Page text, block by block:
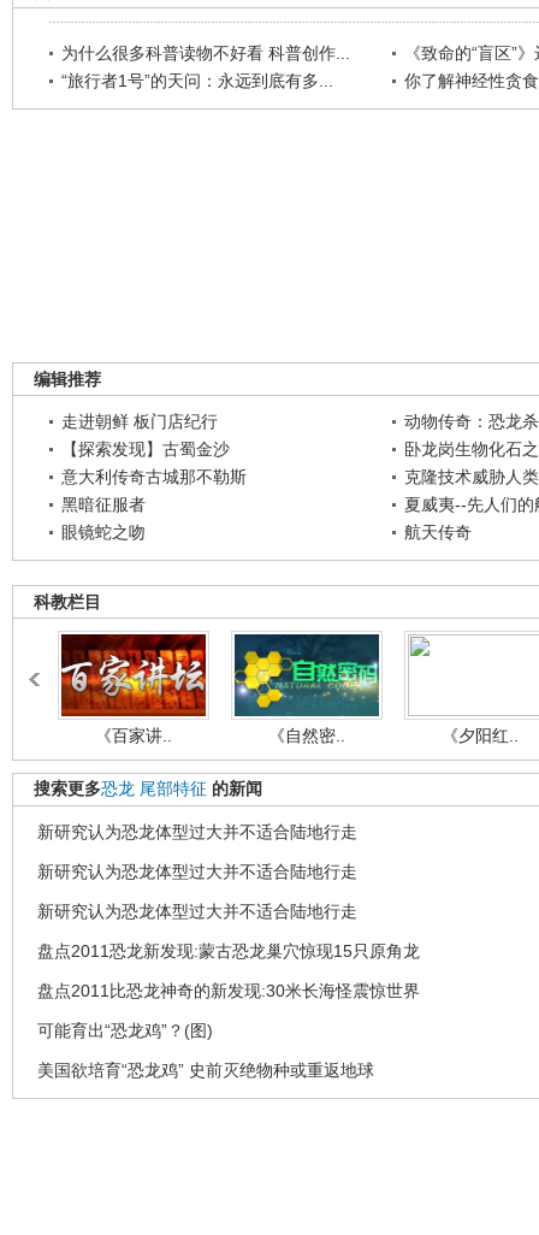
为什么很多科普读物不好看 科普创作...
《致命的“盲区”
“旅行者1号”的天问：永远到底有多...
你了解神经性贪
编辑推荐
走进朝鲜 板门店纪行
动物传奇：恐龙
【探索发现】古蜀金沙
卧龙岗生物化石
意大利传奇古城那不勒斯
克隆技术威胁人
黑暗征服者
夏威夷--先人们的
眼镜蛇之吻
航天传奇
科教栏目
《百家讲.. 《自然密.. 《夕阳红..
搜索更多恐龙 尾部特征 的新闻
新研究认为恐龙体型过大并不适合陆地行走
新研究认为恐龙体型过大并不适合陆地行走
新研究认为恐龙体型过大并不适合陆地行走
盘点2011恐龙新发现:蒙古恐龙巢穴惊现15只原角龙
盘点2011比恐龙神奇的新发现:30米长海怪震惊世界
可能育出“恐龙鸡”？(图)
美国欲培育“恐龙鸡” 史前灭绝物种或重返地球